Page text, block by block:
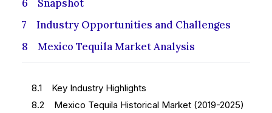
6 Snapshot
7 Industry Opportunities and Challenges
8 Mexico Tequila Market Analysis
8.1 Key Industry Highlights
8.2 Mexico Tequila Historical Market (2019-2025)